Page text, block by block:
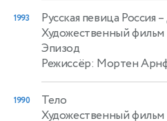
1993 Русская певица Россия
Художественный фильм
Эпизод
Режиссёр: Мортен
1990
Тело
Художественный фильм